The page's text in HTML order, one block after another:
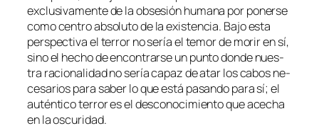
ex­clu­si­va­men­te de la ob­se­sión hu­ma­na por po­ner­se
co­mo cen­tro ab­so­lu­to de la exis­ten­cia. Bajo es­ta
pers­pec­ti­va el te­rror no se­ría el te­mor de mo­rir en sí,
sino el he­cho de en­con­trar­se un pun­to don­de nues­
tra ra­cio­na­li­dad no se­ría ca­paz de atar los ca­bos ne­
ce­sa­rios pa­ra sa­ber lo que es­tá pa­san­do pa­ra sí; el
au­tén­ti­co te­rror es el des­co­no­ci­mien­to que ace­cha
en la oscuridad.